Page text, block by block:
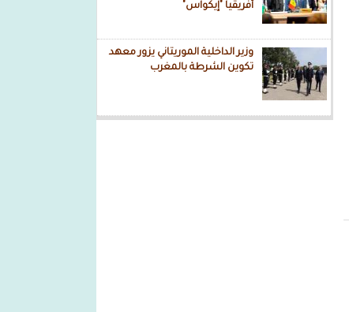
أفريقيا "إيكواس"
وزير الداخلية الموريتاني يزور معهد
تكوين الشرطة بالمغرب